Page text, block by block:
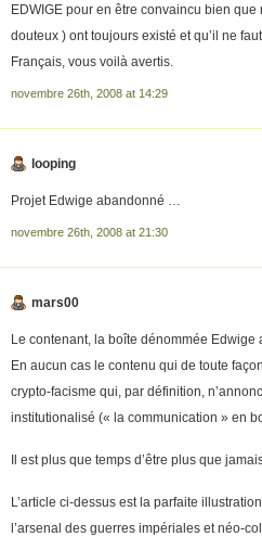
EDWIGE pour en être convaincu bien
douteux ) ont toujours existé et qu’il ne
Français, vous voilà avertis.
novembre 26th, 2008 at 14:29
looping
Projet Edwige abandonné …
novembre 26th, 2008 at 21:30
mars00
Le contenant, la boîte dénommée Edwige
En aucun cas le contenu qui de toute
crypto-facisme qui, par définition,
institutionalisé (« la communication » en
Il est plus que temps d’être plus que
L’article ci-dessus est la parfaite
l’arsenal des guerres impériales et néo-